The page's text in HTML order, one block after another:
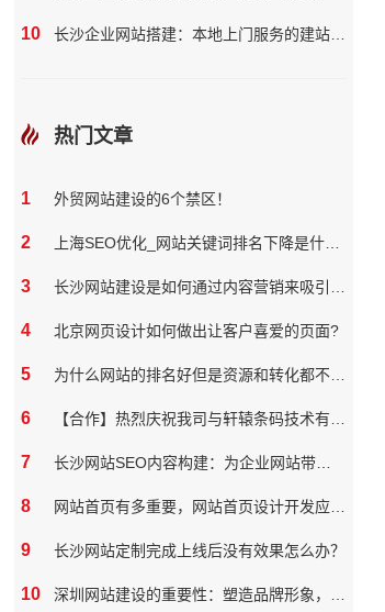
10
热门文章
1 外贸网站建设的6个禁区！
2
3
4 北京网页设计如何做出让客户喜爱的页面?
5
6
7
8
9 长沙网站定制完成上线后没有效果怎么办？
10